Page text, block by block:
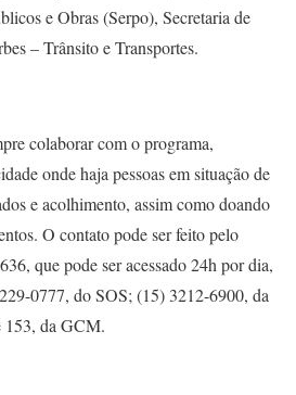
e Obras (Serpo), Secretaria de
– Trânsito e Transportes.
colaborar com o programa,
onde haja pessoas em situação de
e acolhimento, assim como doando
O contato pode ser feito pelo
que pode ser acessado 24h por dia,
0777, do SOS; (15) 3212-6900, da
153, da GCM.